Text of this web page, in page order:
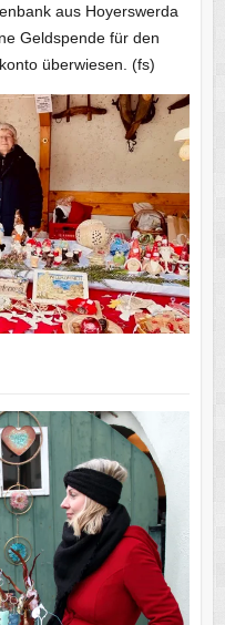
aus Hoyerswerda
Geldspende für den
überwiesen. (fs)